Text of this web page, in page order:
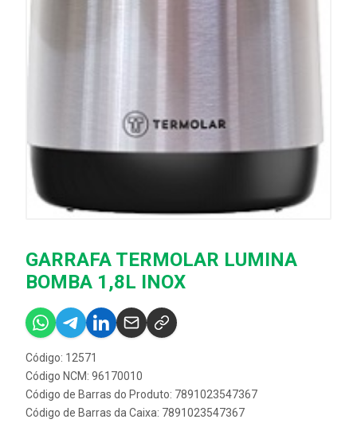
GARRAFA TERMOLAR LUMINA
BOMBA 1,8L INOX
Código: 12571
Código NCM: 96170010
Código de Barras do Produto: 7891023547367
Código de Barras da Caixa: 7891023547367